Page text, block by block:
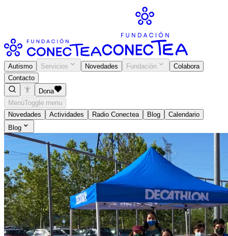
Autismo Servicios Novedades Fundación
Colabora
Contacto
Dona
MenúToggle menu
Novedades
Actividades Radio Conectea Blog
Calendario
Blog